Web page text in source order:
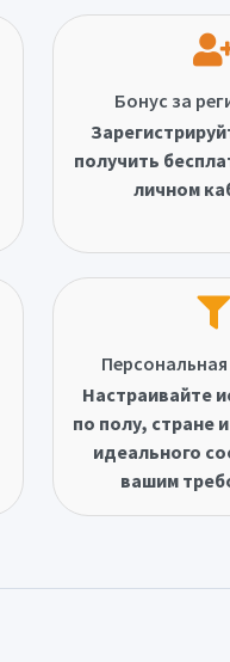
Бонус за
получить
личном
Настраивайте
по полу, стране
идеального
вашим